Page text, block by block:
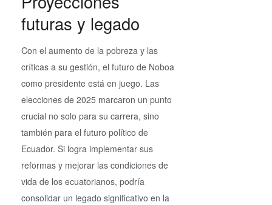
futuras y legado
Con el aumento de la pobreza y las
críticas a su gestión, el futuro de Noboa
como presidente está en juego. Las
elecciones de 2025 marcaron un punto
crucial no solo para su carrera, sino
también para el futuro político de
Ecuador. Si logra implementar sus
reformas y mejorar las condiciones de
vida de los ecuatorianos, podría
consolidar un legado significativo en la